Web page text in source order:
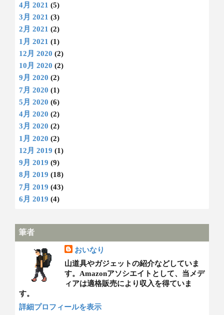
4月 2021 (5)
3月 2021 (3)
2月 2021 (2)
1月 2021 (1)
12月 2020 (2)
10月 2020 (2)
9月 2020 (2)
7月 2020 (1)
5月 2020 (6)
4月 2020 (2)
3月 2020 (2)
1月 2020 (2)
12月 2019 (1)
9月 2019 (9)
8月 2019 (18)
7月 2019 (43)
6月 2019 (4)
筆者
おいなり
山道具やガジェットの紹介などしていま
す。Amazonアソシエイトとして、当メデ
ィアは適格販売により収入を得ていま
す。
詳細プロフィールを表示